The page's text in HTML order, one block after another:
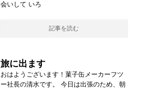
会いして いろ
記事を読む
旅に出ます
おはようございます！菓子缶メーカーフツ
ー社長の清水です。 今日は出張のため、朝